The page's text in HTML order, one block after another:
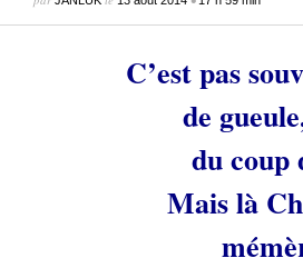
C’est pas
de
du
Mais là